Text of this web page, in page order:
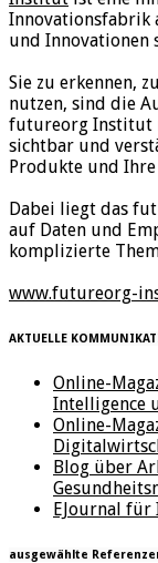
Innovationsfabrik
und Innovationen
Sie zu erkennen,
nutzen, sind die
futureorg Institut
sichtbar und
Produkte und
Dabei liegt das
auf Daten und
komplizierte
www.futureorg-
AKTUELLE
Online-
Intelligence
Online-
Blog über
EJournal
ausgewählte